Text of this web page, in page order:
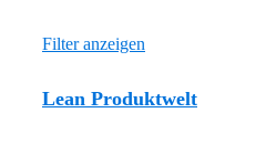
Filter anzeigen
Lean Produktwelt